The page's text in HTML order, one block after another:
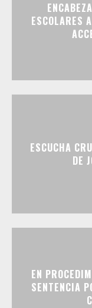
ESCOLARES
ESCUCHA
DE
EN
SENTENCIA